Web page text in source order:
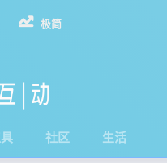
极简
社区 生活